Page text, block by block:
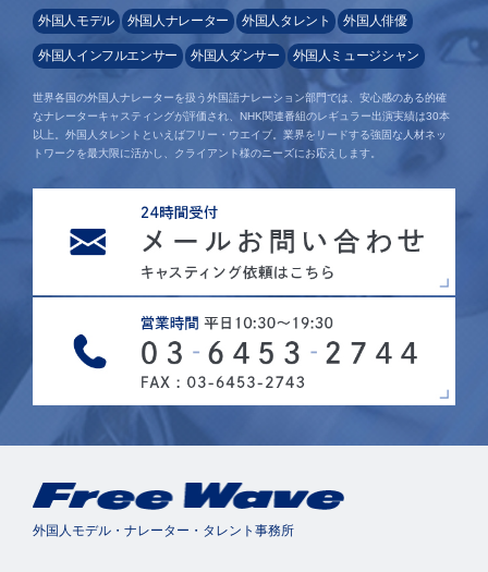
外国人モデル 外国人ナレーター 外国人タレント 外国人俳優
外国人インフルエンサー 外国人ダンサー 外国人ミュージシャン
世界各国の外国人ナレーターを扱う外国語ナレーション部門では、安心感のある的確
なナレーターキャスティングが評価され、NHK関連番組のレギュラー出演実績は30本
以上。外国人タレントといえばフリー・ウエイブ。業界をリードする強固な人材ネッ
トワークを最大限に活かし、クライアント様のニーズにお応えします。
外国人モデル・ナレーター・タレント事務所